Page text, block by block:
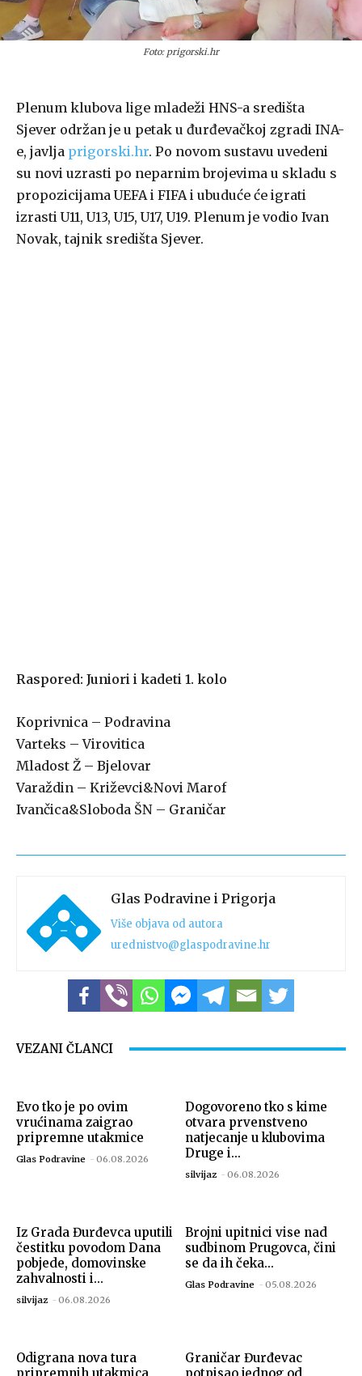
Foto: prigorski.hr
Plenum klubova lige mladeži HNS-a središta
Sjever održan je u petak u đurđevačkoj zgradi INA-
e, javlja prigorski.hr. Po novom sustavu uvedeni
su novi uzrasti po neparnim brojevima u skladu s
propozicijama UEFA i FIFA i ubuduće će igrati
izrasti U11, U13, U15, U17, U19. Plenum je vodio Ivan
Novak, tajnik središta Sjever.
Raspored: Juniori i kadeti 1. kolo
Koprivnica – Podravina
Varteks – Virovitica
Mladost Ž – Bjelovar
Varaždin – Križevci&Novi Marof
Ivančica&Sloboda ŠN – Graničar
Glas Podravine i Prigorja
Više objava od autora
urednistvo@glaspodravine.hr
VEZANI ČLANCI
Evo tko je po ovim
vrućinama zaigrao
pripremne utakmice
Glas Podravine - 06.08.2026
Dogovoreno tko s kime
otvara prvenstveno
natjecanje u klubovima
Druge i...
silvijaz - 06.08.2026
Iz Grada Đurđevca uputili
čestitku povodom Dana
pobjede, domovinske
zahvalnosti i...
silvijaz - 06.08.2026
Brojni upitnici vise nad
sudbinom Prugovca, čini
se da ih čeka...
Glas Podravine - 05.08.2026
Odigrana nova tura
Graničar Đurđevac